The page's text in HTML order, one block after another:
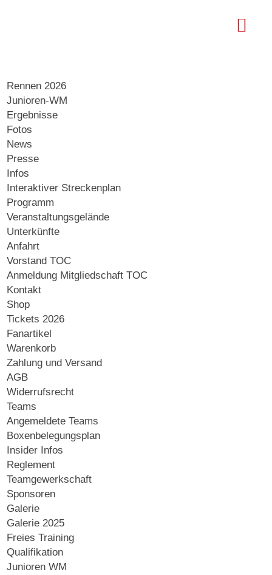
Rennen 2026
Junioren-WM
Ergebnisse
Fotos
News
Presse
Infos
Interaktiver Streckenplan
Programm
Veranstaltungsgelände
Unterkünfte
Anfahrt
Vorstand TOC
Anmeldung Mitgliedschaft TOC
Kontakt
Shop
Tickets 2026
Fanartikel
Warenkorb
Zahlung und Versand
AGB
Widerrufsrecht
Teams
Angemeldete Teams
Boxenbelegungsplan
Insider Infos
Reglement
Teamgewerkschaft
Sponsoren
Galerie
Galerie 2025
Freies Training
Qualifikation
Junioren WM